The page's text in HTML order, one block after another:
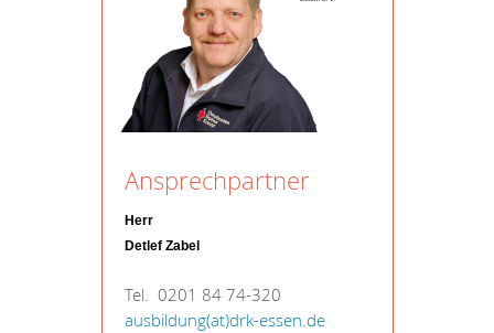
Ansprechpartner
Herr
Detlef Zabel
Tel. 0201 84 74-320
ausbildung(at)drk-essen.de